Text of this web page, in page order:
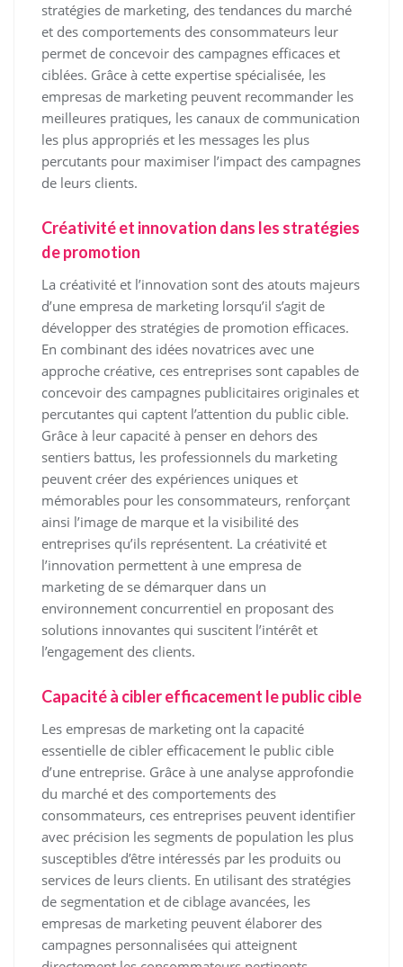
stratégies de marketing, des tendances du marché
et des comportements des consommateurs leur
permet de concevoir des campagnes efficaces et
ciblées. Grâce à cette expertise spécialisée, les
empresas de marketing peuvent recommander les
meilleures pratiques, les canaux de communication
les plus appropriés et les messages les plus
percutants pour maximiser l’impact des campagnes
de leurs clients.
Créativité et innovation dans les stratégies
de promotion
La créativité et l’innovation sont des atouts majeurs
d’une empresa de marketing lorsqu’il s’agit de
développer des stratégies de promotion efficaces.
En combinant des idées novatrices avec une
approche créative, ces entreprises sont capables de
concevoir des campagnes publicitaires originales et
percutantes qui captent l’attention du public cible.
Grâce à leur capacité à penser en dehors des
sentiers battus, les professionnels du marketing
peuvent créer des expériences uniques et
mémorables pour les consommateurs, renforçant
ainsi l’image de marque et la visibilité des
entreprises qu’ils représentent. La créativité et
l’innovation permettent à une empresa de
marketing de se démarquer dans un
environnement concurrentiel en proposant des
solutions innovantes qui suscitent l’intérêt et
l’engagement des clients.
Capacité à cibler efficacement le public cible
Les empresas de marketing ont la capacité
essentielle de cibler efficacement le public cible
d’une entreprise. Grâce à une analyse approfondie
du marché et des comportements des
consommateurs, ces entreprises peuvent identifier
avec précision les segments de population les plus
susceptibles d’être intéressés par les produits ou
services de leurs clients. En utilisant des stratégies
de segmentation et de ciblage avancées, les
empresas de marketing peuvent élaborer des
campagnes personnalisées qui atteignent